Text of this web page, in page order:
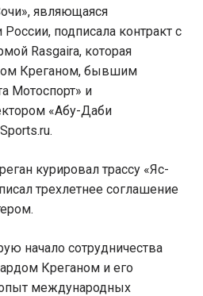
являющаяся
подписала контракт с
Rasgaira, которая
Креганом, бывшим
Мотоспорт» и
«Абу-Даби
курировал трассу «Яс-
трехлетнее соглашение
начало сотрудничества
Креганом и его
международных